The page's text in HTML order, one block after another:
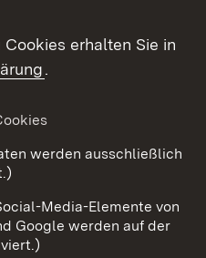
Barrierefreiheit
Cookies
erhalten Sie in
.
werden ausschließlich
Media-Elemente von
Google werden auf der